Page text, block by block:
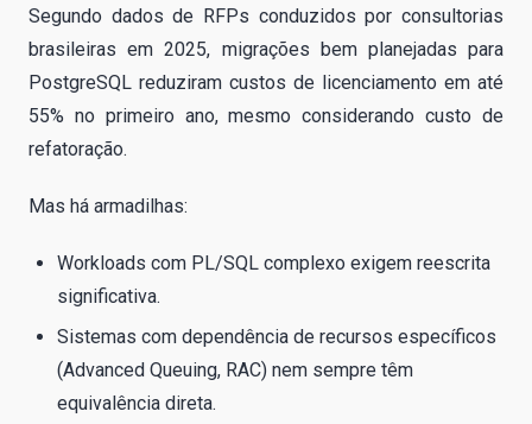
Segundo dados de RFPs conduzidos por consultorias
brasileiras em 2025, migrações bem planejadas para
PostgreSQL reduziram custos de licenciamento em até
55% no primeiro ano, mesmo considerando custo de
refatoração.
Mas há armadilhas:
Workloads com PL/SQL complexo exigem reescrita
significativa.
Sistemas com dependência de recursos específicos
(Advanced Queuing, RAC) nem sempre têm
equivalência direta.